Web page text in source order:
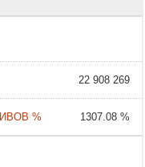
22 908 269
1307.08 %